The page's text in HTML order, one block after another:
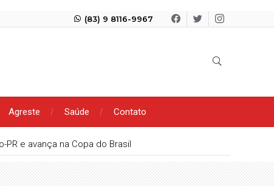
(83) 9 8116-9967
Agreste Saúde Contato
e avança na Copa do Brasil